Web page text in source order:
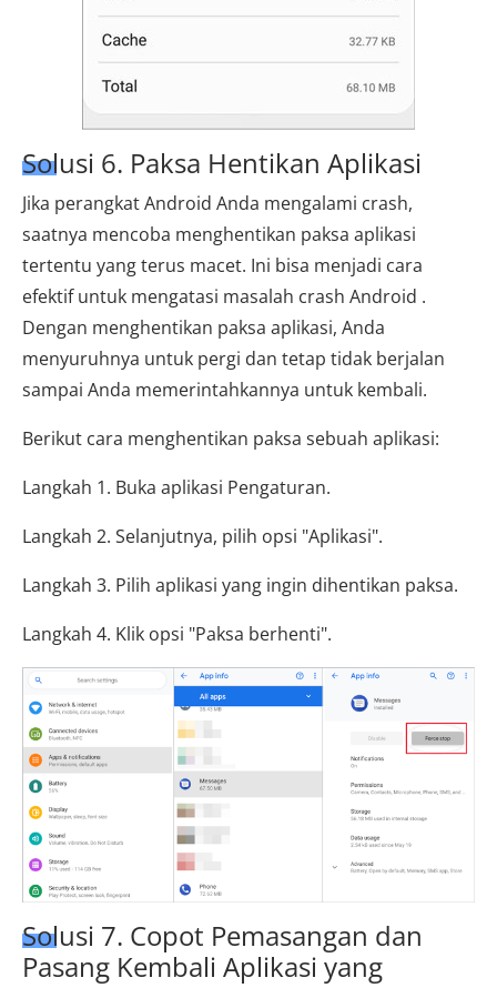
Solusi 6. Paksa Hentikan Aplikasi
Jika perangkat Android Anda mengalami crash,
saatnya mencoba menghentikan paksa aplikasi
tertentu yang terus macet. Ini bisa menjadi cara
efektif untuk mengatasi masalah crash Android .
Dengan menghentikan paksa aplikasi, Anda
menyuruhnya untuk pergi dan tetap tidak berjalan
sampai Anda memerintahkannya untuk kembali.
Berikut cara menghentikan paksa sebuah aplikasi:
Langkah 1. Buka aplikasi Pengaturan.
Langkah 2. Selanjutnya, pilih opsi "Aplikasi".
Langkah 3. Pilih aplikasi yang ingin dihentikan paksa.
Langkah 4. Klik opsi "Paksa berhenti".
Solusi 7. Copot Pemasangan dan
Pasang Kembali Aplikasi yang